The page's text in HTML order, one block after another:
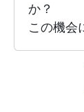
か？
この機会